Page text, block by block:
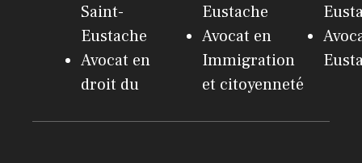
Saint-
Eustache
Avocat en
droit du
Eustache
Avocat en
Immigration
et citoyenneté